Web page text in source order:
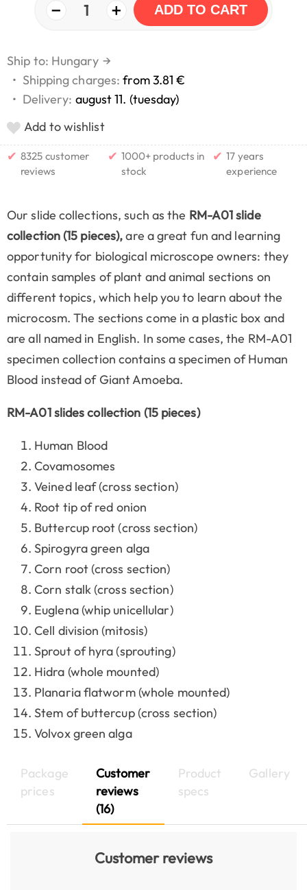
− 1 + ADD TO CART
Ship to: Hungary →
• Shipping charges:from 3.81 €
• Delivery: august 11. (tuesday)
Add to wishlist
✔ 8325 customer
reviews
✔ 1000+ products in
stock
✔ 17 years
experience
Our slide collections, such as the RM-A01 slide
collection (15 pieces),are a great fun and learning
opportunity for biological microscope owners: they
contain samples of plant and animal sections on
different topics, which help you to learn about the
microcosm. The sections come in a plastic box and
are all named in English. In some cases, the RM-A01
specimen collection contains a specimen of Human
Blood instead of Giant Amoeba.
RM-A01 slides collection (15 pieces)
Human Blood
Covamosomes
Veined leaf (cross section)
Root tip of red onion
Buttercup root (cross section)
Spirogyra green alga
Corn root (cross section)
Corn stalk (cross section)
Euglena (whip unicellular)
Cell division (mitosis)
Sprout of hyra (sprouting)
Hidra (whole mounted)
Planaria flatworm (whole mounted)
Stem of buttercup (cross section)
Volvox green alga
Package
prices
Customer
reviews
(16)
Product
specs
Gallery
Customer reviews